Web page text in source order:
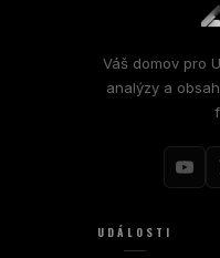
Váš domov pro
analýzy a
UDÁLOSTI